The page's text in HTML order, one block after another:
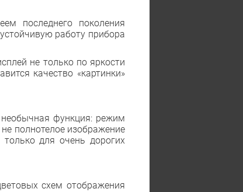
последнего поколения
работу прибора
не только по яркости
качество «картинки»
функция: режим
полнотелое изображение
для очень дорогих
схем отображения